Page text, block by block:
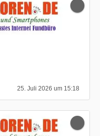
25. Juli 2026 um 15:18